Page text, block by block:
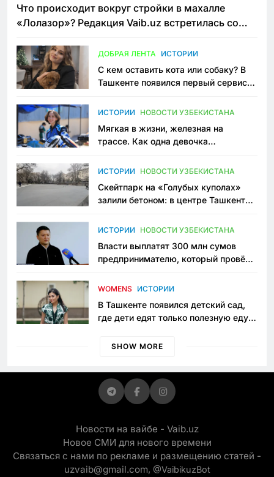
Что происходит вокруг стройки в махалле
«Лолазор»? Редакция Vaib.uz встретилась со
ДОБРАЯ ЛЕНТА ИСТОРИИ
С кем оставить кота или собаку? В
Ташкенте появился первый сервис
ИСТОРИИ НОВОСТИ УЗБЕКИСТАНА
Мягкая в жизни, железная на
трассе. Как одна девочка
Узбекистане
ИСТОРИИ НОВОСТИ УЗБЕКИСТАНА
Скейтпарк на «Голубых куполах»
залили бетоном: в центре Ташкента
пространство
ИСТОРИИ НОВОСТИ УЗБЕКИСТАНА
Власти выплатят 300 млн сумов
предпринимателю, который провёл
приговору
WOMENS ИСТОРИИ
В Ташкенте появился детский сад,
где дети едят только полезную еду.
просить «кашу без сахара»
SHOW MORE
Новости на вайбе - Vaib.uz
Новое СМИ для нового времени
Связаться с нами по рекламе и размещению статей -
uzvaib@gmail.com, @VaibikuzBot